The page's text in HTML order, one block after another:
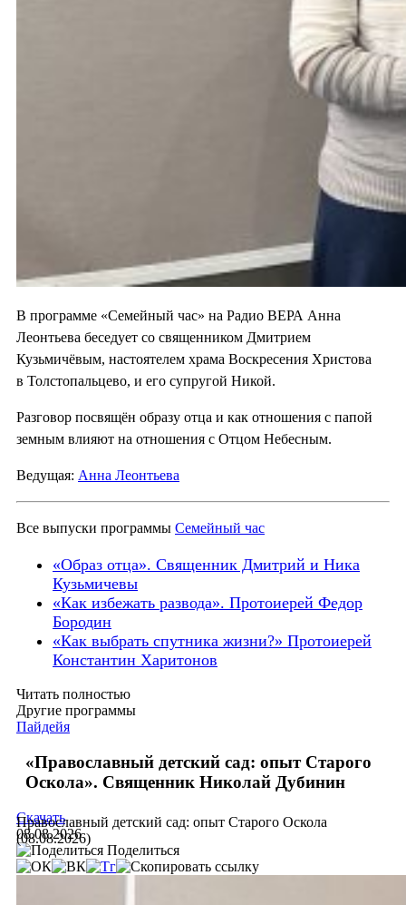
В программе «Семейный час» на Радио ВЕРА Анна
Леонтьева беседует со священником Дмитрием
Кузьмичёвым, настоятелем храма Воскресения Христова
в Толстопальцево, и его супругой Никой.
Разговор посвящён образу отца и как отношения с папой
земным влияют на отношения с Отцом Небесным.
Ведущая: Анна Леонтьева
Все выпуски программы Семейный час
«Образ отца». Священник Дмитрий и Ника
Кузьмичевы
«Как избежать развода». Протоиерей Федор
Бородин
«Как выбрать спутника жизни?» Протоиерей
Константин Харитонов
Читать полностью
Другие программы
Пайдейя
«Православный детский сад: опыт Старого
Оскола». Священник Николай Дубинин
Православный детский сад: опыт Старого Оскола
(08.08.2026)
Скачать
08.08.2026
Поделиться